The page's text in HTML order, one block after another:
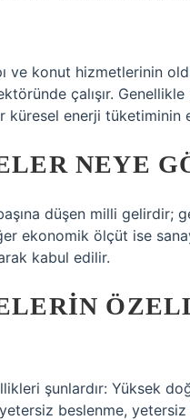
ve konut hizmetlerinin
çalışır.
enerji tüketiminin
NEYE
düşen milli gelirdir;
ekonomik ölçüt ise
kabul edilir.
şunlardır: Yüksek
beslenme,